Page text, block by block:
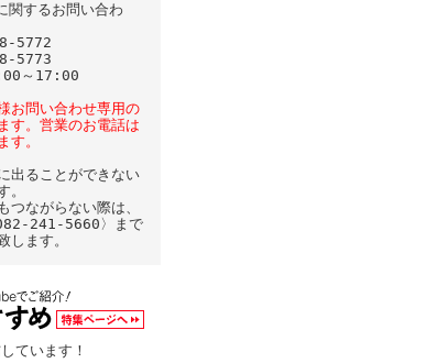
関するお問い合わ
5772
5773
～17:00
お問い合わせ専用の
す。営業のお電話は
す。
出ることができない
。
つながらない際は、
082-241-5660〉まで
します。
ています！